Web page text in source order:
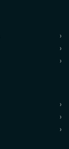
›
›
›
›
›
›